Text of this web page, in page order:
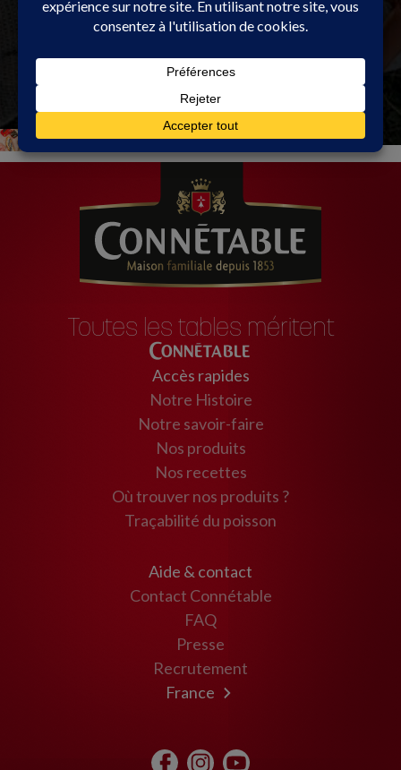
Accès rapides
Notre Histoire
Notre savoir-faire
Nos produits
Nos recettes
Où trouver nos produits ?
Traçabilité du poisson
Toutes les tables méritent
Connétable
Aide & contact
Contact Connétable
FAQ
Presse
Recrutement
France